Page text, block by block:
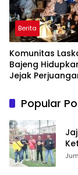
Berita
Komunitas
Bajeng
Jejak
Wabup Takalar:
Bahwa Sejarah
Warisan yang
Popular